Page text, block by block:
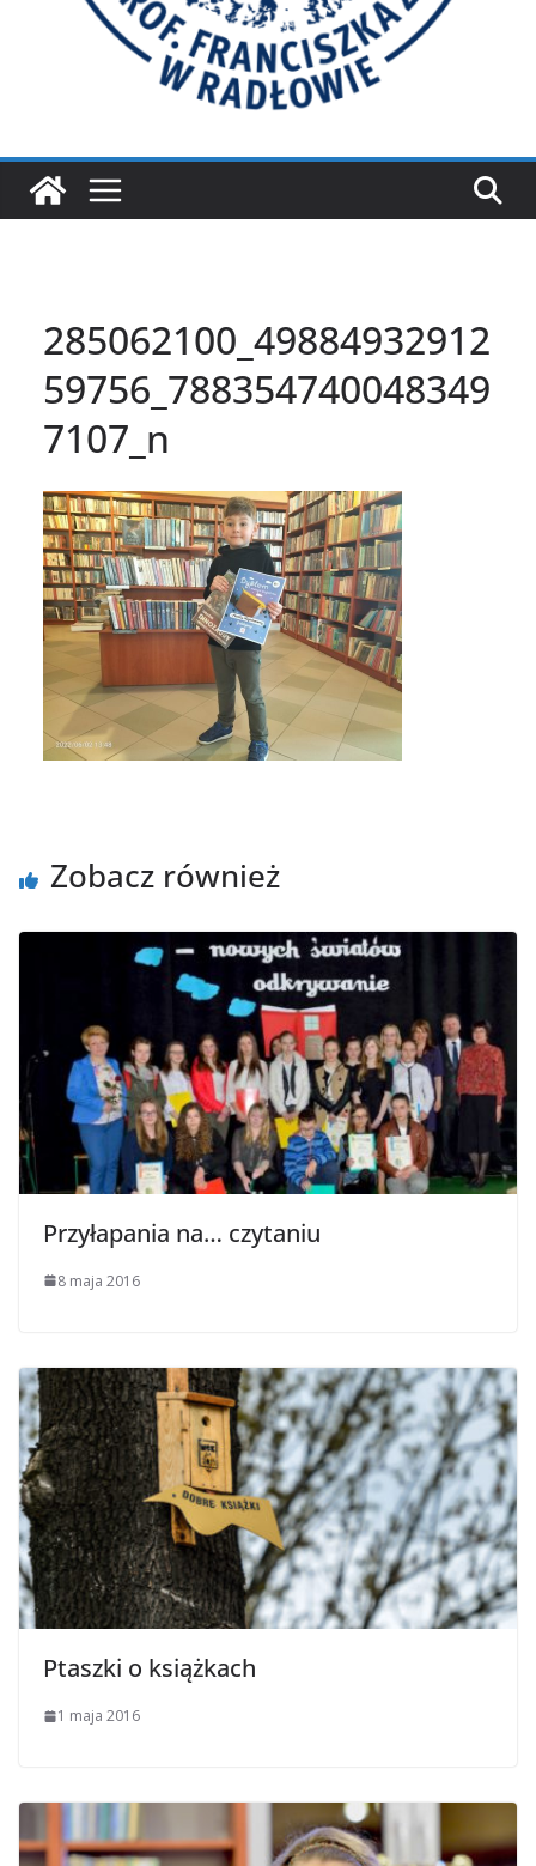
285062100_49884932912
59756_788354740048349
7107_n
Zobacz również
Przyłapania na… czytaniu
8 maja 2016
Ptaszki o książkach
1 maja 2016